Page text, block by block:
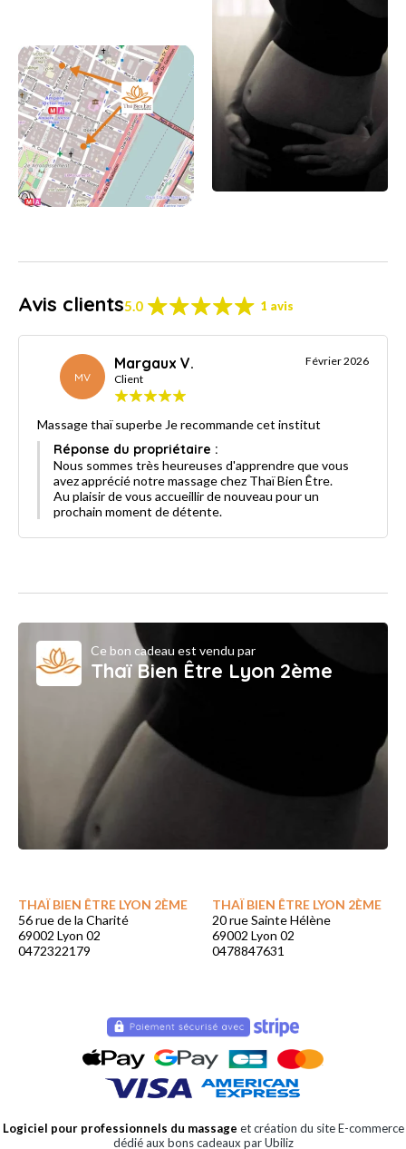
Avis clients5.0 1 avis
MV
Margaux V.
Client
Février 2026
Massage thaï superbe Je recommande cet institut
Réponse du propriétaire :
Nous sommes très heureuses d'apprendre que vous
avez apprécié notre massage chez Thaï Bien Être.
Au plaisir de vous accueillir de nouveau pour un
prochain moment de détente.
Ce bon cadeau est vendu par
Thaï Bien Être Lyon 2ème
THAÏ BIEN ÊTRE LYON 2ÈME
56 rue de la Charité
69002 Lyon 02
0472322179
THAÏ BIEN ÊTRE LYON 2ÈME
20 rue Sainte Hélène
69002 Lyon 02
0478847631
Logiciel pour professionnels du massage et création du site E-commerce
dédié aux bons cadeaux par Ubiliz